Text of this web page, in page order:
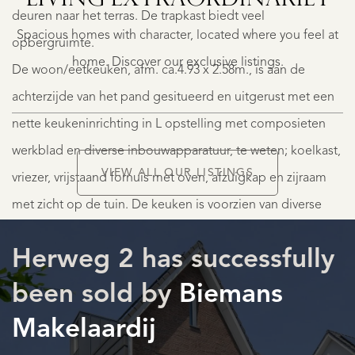
deuren naar het terras. De trapkast biedt veel
opbergruimte.
De woon/eetkeuken, afm. ca.4.93 x 2.58m., is aan de
achterzijde van het pand gesitueerd en uitgerust met een
nette keukeninrichting in L opstelling met composieten
werkblad en diverse inbouwapparatuur, te weten; koelkast,
vriezer, vrijstaand fornuis met oven, afzuigkap en zijraam
met zicht op de tuin. De keuken is voorzien van diverse
is de achtertuin te bereiken.
1e Verdieping:
Overloop welke toegang geeft tot de 3 slaapkamers, 1
Spacious homes with character, located where you feel at
home. Discover our exclusive listings.
€
1.250.000
VIEW ALL OUR LISTINGS
Herweg 2 has successfully
been sold by Biemans
Makelaardij
LISTINGS